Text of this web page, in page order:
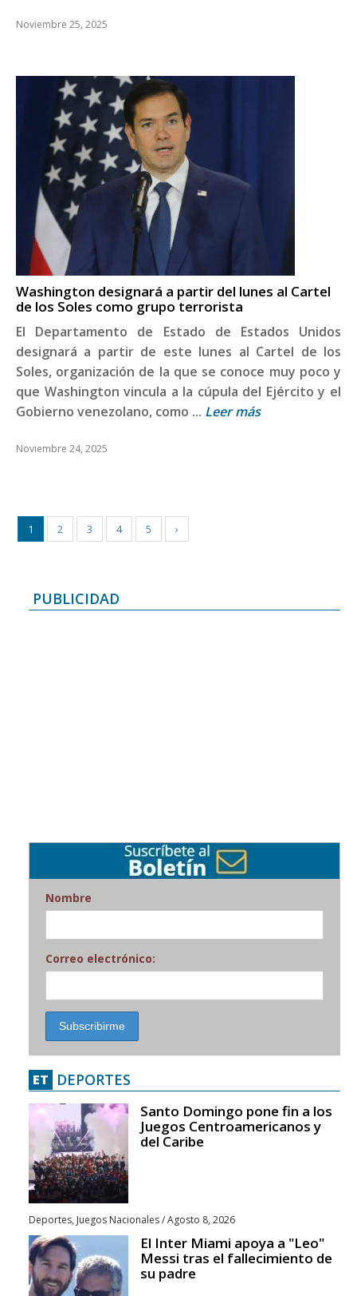
Noviembre 25, 2025
Washington designará a partir del lunes al Cartel
de los Soles como grupo terrorista
El Departamento de Estado de Estados Unidos
designará a partir de este lunes al Cartel de los
Soles, organización de la que se conoce muy poco y
que Washington vincula a la cúpula del Ejército y el
Gobierno venezolano, como ... Leer más
Noviembre 24, 2025
1 2 3 4 5 ›
PUBLICIDAD
Nombre
Correo electrónico:
ET DEPORTES
Santo Domingo pone fin a los
Juegos Centroamericanos y
del Caribe
Deportes, Juegos Nacionales/Agosto 8, 2026
El Inter Miami apoya a "Leo"
Messi tras el fallecimiento de
su padre